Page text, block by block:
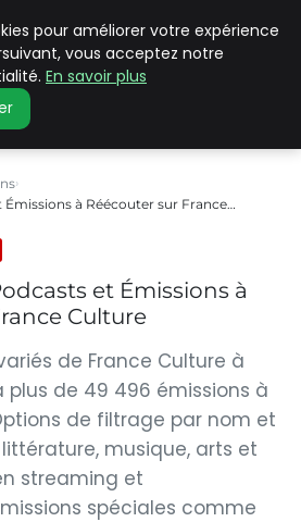
à Réécouter sur France…
et Émissions à
Culture
variés de France Culture à
plus de 49 496 émissions à
de filtrage par nom et
musique, arts et
streaming et
spéciales comme
pour améliorer votre expérience
vous acceptez notre
En savoir plus